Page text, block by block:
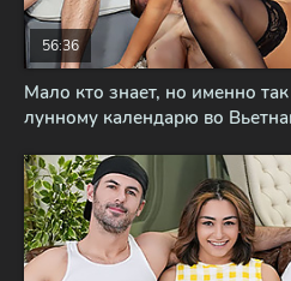
Мало кто знает, но именно
лунному календарю во
56:36